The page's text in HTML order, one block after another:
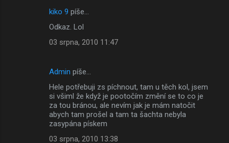
kiko 9 píše…
Odkaz. Lol
03 srpna, 2010 11:47
Admin píše…
Hele potřebuji zs píchnout, tam u těch kol, jsem
si všiml že když je pootočím změní se to co je
za tou bránou, ale nevím jak je mám natočit
abych tam prošel a tam ta šachta nebyla
zasypána pískem
03 srpna, 2010 13:38